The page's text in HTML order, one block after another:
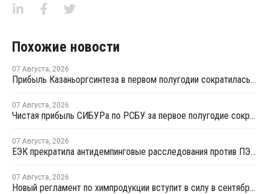
Похожие новости
07 Августа, 2026
Прибыль Казаньоргсинтеза в первом полугодии сократилась более чем в 2 раза
07 Августа, 2026
Чистая прибыль СИБУРа по РСБУ за первое полугодие сократилась в 3,6 раза
07 Августа, 2026
ЕЭК прекратила антидемпинговые расследования против ПЭ и ПП из Азербайджана и Туркменистана
07 Августа, 2026
Новый регламент по химпродукции вступит в силу в сентябре 2027 года